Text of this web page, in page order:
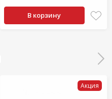
В корзину
Акция